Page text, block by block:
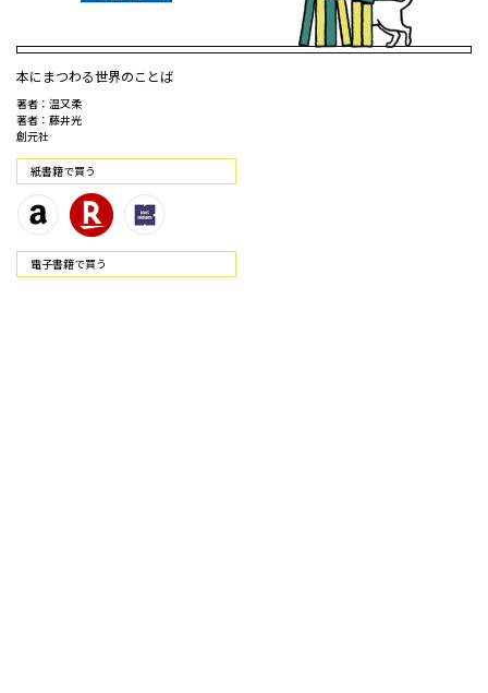
本にまつわる世界のことば
著者：温又柔
著者：藤井光
創元社
紙書籍で買う
電⼦書籍で買う